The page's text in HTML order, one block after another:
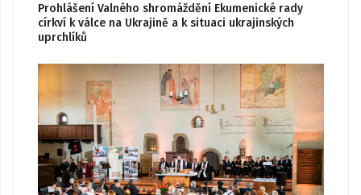
Prohlášení Valného shromáždění Ekumenické rady
církví k válce na Ukrajině a k situaci ukrajinských
uprchlíků